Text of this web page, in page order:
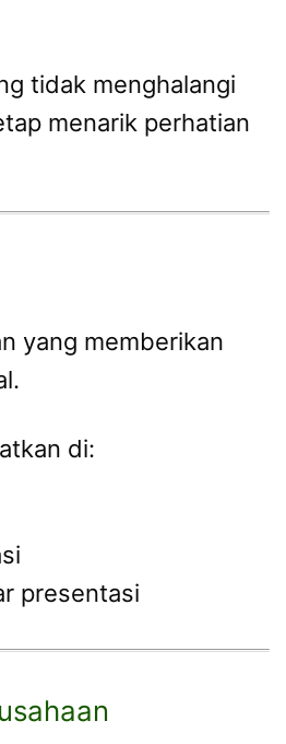
tidak menghalangi
menarik perhatian
yang memberikan
di:
presentasi